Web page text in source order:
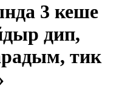
3 кеше
дип,
тик